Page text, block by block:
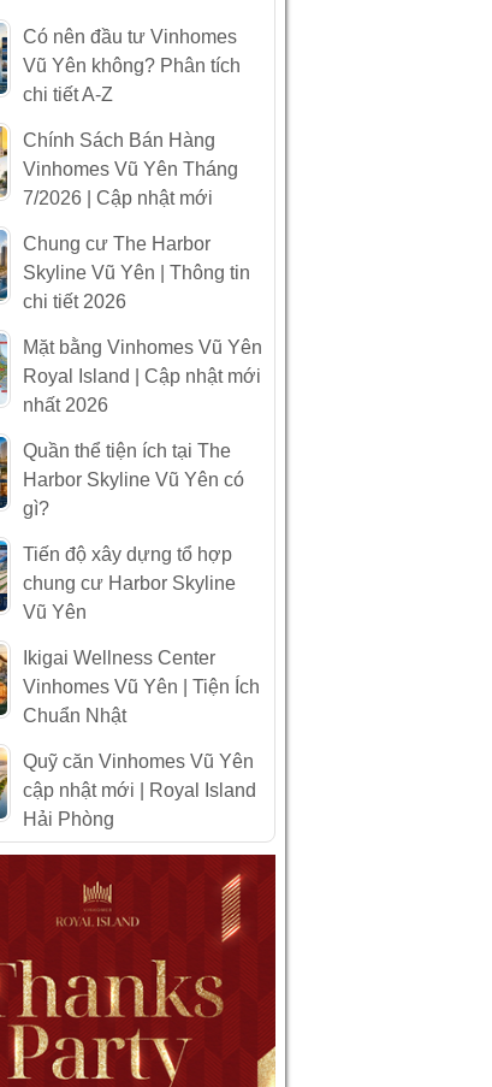
Có nên đầu tư Vinhomes
Vũ Yên không? Phân tích
chi tiết A-Z
Chính Sách Bán Hàng
Vinhomes Vũ Yên Tháng
7/2026 | Cập nhật mới
Chung cư The Harbor
Skyline Vũ Yên | Thông tin
chi tiết 2026
Mặt bằng Vinhomes Vũ Yên
Royal Island | Cập nhật mới
nhất 2026
Quần thể tiện ích tại The
Harbor Skyline Vũ Yên có
gì?
Tiến độ xây dựng tổ hợp
chung cư Harbor Skyline
Vũ Yên
Ikigai Wellness Center
Vinhomes Vũ Yên | Tiện Ích
Chuẩn Nhật
Quỹ căn Vinhomes Vũ Yên
cập nhật mới | Royal Island
Hải Phòng